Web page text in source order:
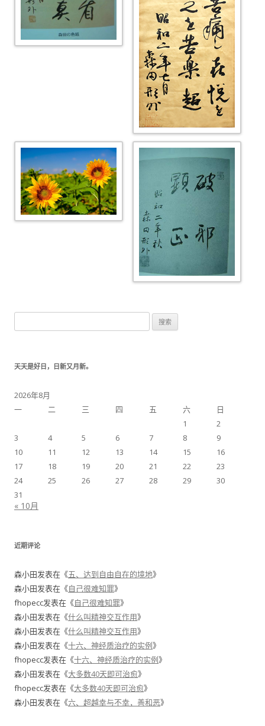
天天是好日，日新又月新。
2026年8月
一
二 三 四 五 六
日
1
2
3
4 5 6 7 8
9
10
11 12 13 14 15
16
17
18 19 20 21 22
23
24
25 26 27 28 29
30
31
« 10月
近期评论
森小田发表在《五、达到自由自在的境地》
森小田发表在《自己很难知罪》
fhopecc发表在《自己很难知罪》
森小田发表在《什么叫精神交互作用》
森小田发表在《什么叫精神交互作用》
森小田发表在《十六、神经质治疗的实例》
fhopecc发表在《十六、神经质治疗的实例》
森小田发表在《大多数40天即可治愈》
fhopecc发表在《大多数40天即可治愈》
森小田发表在《六、超越幸与不幸，善和恶》